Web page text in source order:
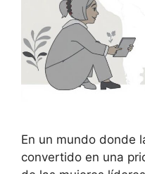
En un mundo donde
convertido en una